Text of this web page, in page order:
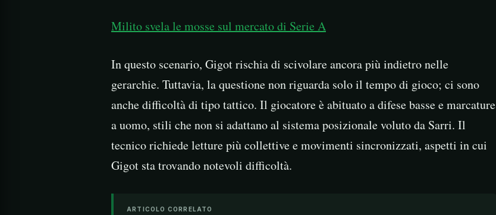
Milito svela le mosse sul mercato di Serie A
In questo scenario, Gigot rischia di scivolare ancora più indietro nelle
gerarchie. Tuttavia, la questione non riguarda solo il tempo di gioco; ci sono
anche difficoltà di tipo tattico. Il giocatore è abituato a difese basse e marcature
a uomo, stili che non si adattano al sistema posizionale voluto da Sarri. Il
tecnico richiede letture più collettive e movimenti sincronizzati, aspetti in cui
Gigot sta trovando notevoli difficoltà.
ARTICOLO CORRELATO